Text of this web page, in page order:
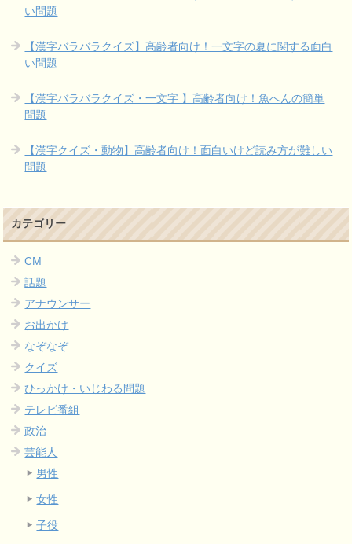
い問題
【漢字バラバラクイズ】高齢者向け！一文字の夏に関する面白
い問題
【漢字バラバラクイズ・一文字 】高齢者向け！魚へんの簡単
問題
【漢字クイズ・動物】高齢者向け！面白いけど読み方が難しい
問題
カテゴリー
CM
話題
アナウンサー
お出かけ
なぞなぞ
クイズ
ひっかけ・いじわる問題
テレビ番組
政治
芸能人
男性
女性
子役